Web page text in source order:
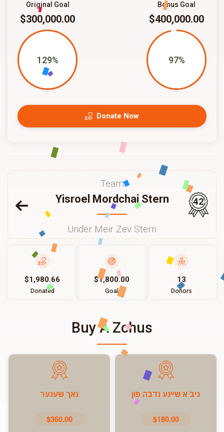
Bonus Goal
$400,000.00
97%
Original Goal
$300,000.00
129%
Donate Now
Team
Yisroel Mordchai Stern
Under Meir Zev Stern
42
$1,980.66
Donated
$1,800.00
Goal
13
Donors
Buy A Zchus
גיב א שיינע נדבה פון
$180.00
נאך שענער
$360.00